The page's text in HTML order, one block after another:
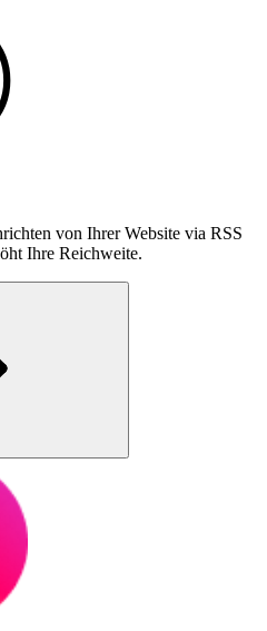
von Ihrer Website via RSS
Ihre Reichweite.